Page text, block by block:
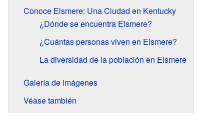
Conoce Elsmere: Una Ciudad en Kentucky
¿Dónde se encuentra Elsmere?
¿Cuántas personas viven en Elsmere?
La diversidad de la población en Elsmere
Galería de imágenes
Véase también